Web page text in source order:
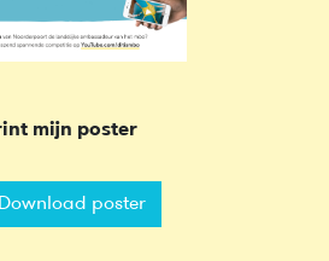
mijn poster
poster